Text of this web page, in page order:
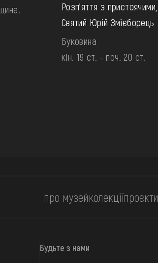
Розп’яття з пристоячими,
Святий Юрій Змієборець
Буковина
кін. 19 ст. - поч. 20 ст.
про музейколекціїпроєкти
Будьте з нами